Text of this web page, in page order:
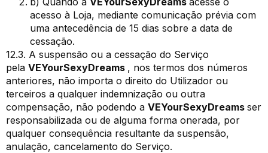
acesso à Loja, mediante comunicação prévia com
uma antecedência de 15 dias sobre a data de
cessação.
12.3. A suspensão ou a cessação do Serviço
pela VEYourSexyDreams , nos termos dos números
anteriores, não importa o direito do Utilizador ou
terceiros a qualquer indemnização ou outra
compensação, não podendo a VEYourSexyDreams ser
responsabilizada ou de alguma forma onerada, por
qualquer consequência resultante da suspensão,
anulação, cancelamento do Serviço.